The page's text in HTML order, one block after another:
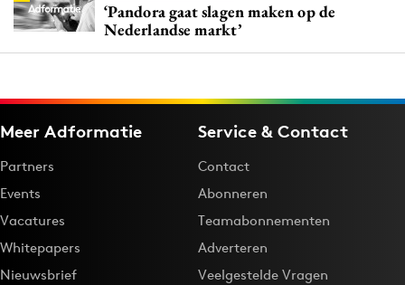
‘Pandora gaat slagen maken op de
Nederlandse markt’
Meer Adformatie
Partners
Events
Vacatures
Whitepapers
Nieuwsbrief
Service & Contact
Contact
Abonneren
Teamabonnementen
Adverteren
Veelgestelde Vragen